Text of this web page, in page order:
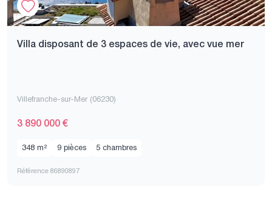
Villa disposant de 3 espaces de vie, avec vue mer
Villefranche-sur-Mer (06230)
3 890 000 €
348 m² 9 pièces 5 chambres
Référence 86890897